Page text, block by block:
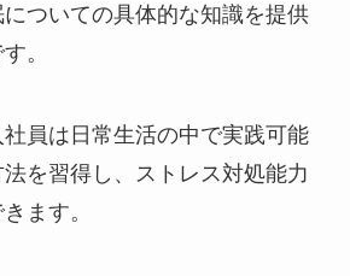
ついての具体的な知識を提供
。
員は日常生活の中で実践可能
を習得し、ストレス対処能力
ます。